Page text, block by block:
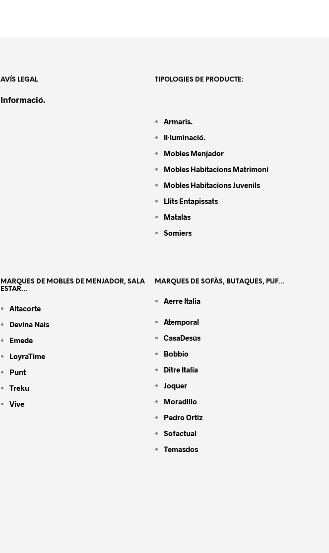
AVÍS LEGAL
Informació.
TIPOLOGIES DE PRODUCTE:
Armaris.
Il·luminació.
Mobles Menjador
Mobles Habitacions Matrimoni
Mobles Habitacions Juvenils
Llits Entapissats
Matalàs
Somiers
MARQUES DE MOBLES DE MENJADOR, SALA
ESTAR…
Altacorte
Devina Nais
Emede
LoyraTime
Punt
Treku
Vive
MARQUES DE SOFÀS, BUTAQUES, PUF…
Aerre Italia
Atemporal
CasaDesús
Bobbio
Ditre Italia
Joquer
Moradillo
Pedro Ortiz
Sofactual
Temasdos